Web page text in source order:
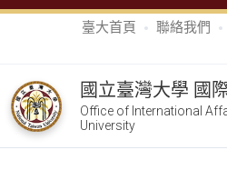
臺大首頁 聯絡我們
國立臺灣大學 國
Office of International
University